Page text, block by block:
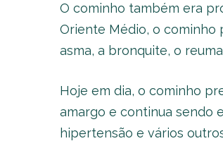
O cominho também era
Oriente Médio, o cominho
asma, a bronquite, o
Hoje em dia, o cominho
amargo e continua sendo
hipertensão e vários